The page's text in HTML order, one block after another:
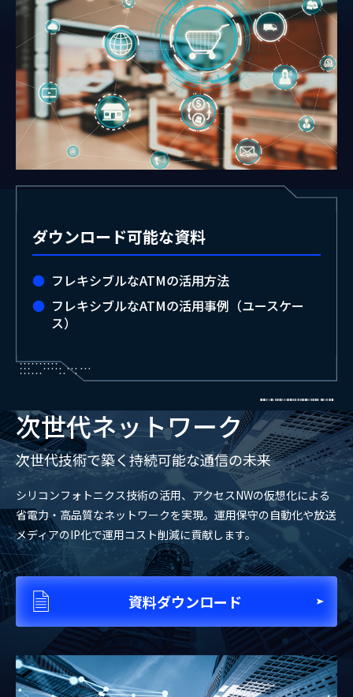
ダウンロード可能な資料
フレキシブルなATMの活用方法
フレキシブルなATMの活用事例（ユースケー
ス）
次世代ネットワーク
次世代技術で築く持続可能な通信の未来
シリコンフォトニクス技術の活用、アクセスNWの仮想化による
省電力・高品質なネットワークを実現。運用保守の自動化や放送
メディアのIP化で運用コスト削減に貢献します。
資料ダウンロード